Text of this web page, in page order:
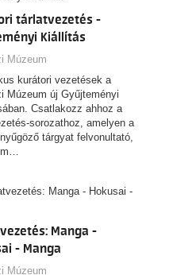
tárlatvezetés -
Kiállítás
Múzeum
kurátori vezetések a
Múzeum új Gyűjteményi
Csatlakozz ahhoz a
sorozathoz, amelyen a
tárgyat felvonultató,
Manga -
- Manga
Múzeum